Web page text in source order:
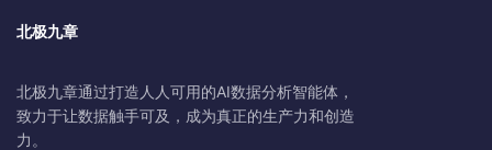
北极九章
北极九章通过打造人人可用的AI数据分析智能体，
致力于让数据触手可及，成为真正的生产力和创造
力。